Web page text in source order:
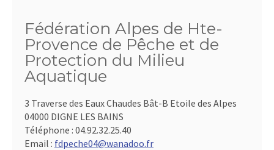
Fédération Alpes de Hte-
Provence de Pêche et de
Protection du Milieu
Aquatique
3 Traverse des Eaux Chaudes Bât-B Etoile des Alpes
04000 DIGNE LES BAINS
Téléphone : 04.92.32.25.40
Email : fdpeche04@wanadoo.fr